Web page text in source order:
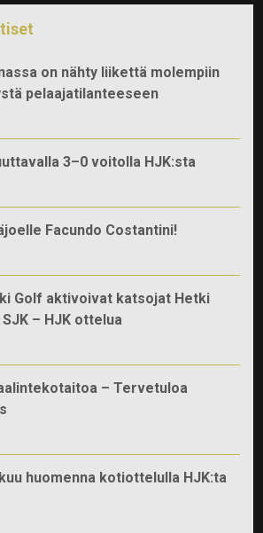
on nähty liikettä molempiin
pelaajatilanteeseen
3–0 voitolla HJK:sta
Facundo Costantini!
Golf aktivoivat katsojat Hetki
– HJK ottelua
– Tervetuloa
huomenna kotiottelulla HJK:ta